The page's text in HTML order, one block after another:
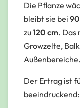
Die Pflanze
bleibt sie bei
zu120 cm. Das
Growzelte,
Der Ertrag ist
beeindruckend: